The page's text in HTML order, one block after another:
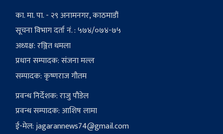
का. मा. पा. - २९ अनामनगर, काठमाडौं
सूचना विभाग दर्ता नं. : ५७४/०७४-७५
अध्यक्ष: रञ्जित धमला
प्रधान सम्पादक: संजना मल्ल
सम्पादक: कृष्णराज गौतम
प्रवन्ध निर्देशक: राजु पौडेल
प्रवन्ध सम्पादक: आशिष लामा
ई-मेल:jagarannews74@gmail.com